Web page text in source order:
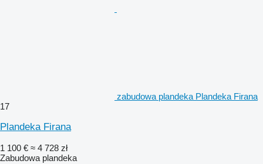
zabudowa plandeka Plandeka Firana
17
Plandeka Firana
1 100 € ≈ 4 728 zł
Zabudowa plandeka